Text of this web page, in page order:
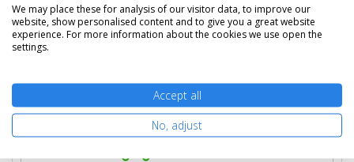
34 890 Ft (bruttó 44 310 Ft)
Több darabos ár
Rendelésre Mikor kapom meg?
We may place these for analysis of our visitor data, to improve our
website, show personalised content and to give you a great website
experience. For more information about the cookies we use open the
settings.
Accept all
No, adjust